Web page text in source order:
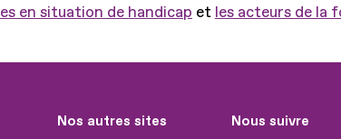
en situation de handicap et les acteurs de la
Nos autres sites Nous suivre